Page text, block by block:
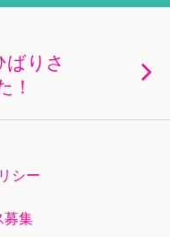
りさ
！
シー
募集